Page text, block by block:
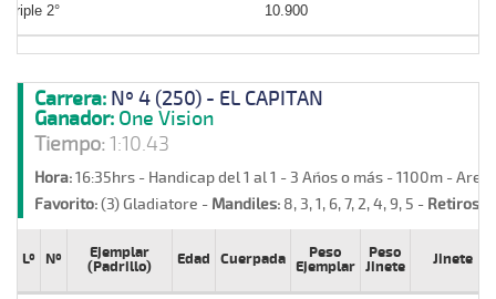
Triple 2° 10.900
Carrera: Nº 4 (250) - EL CAPITAN
Ganador: One Vision
Tiempo:1:10.43
Hora:16:35hrs - Handicap del 1 al 1 - 3 Años o más - 1100m -
Favorito:(3) Gladiatore - Mandiles: 8, 3, 1, 6, 7, 2, 4, 9, 5 - Retiros:
Lº Nº
Ejemplar
(Padrillo)
Edad Cuerpada
Peso
Ejemplar
Peso
Jinete
Jinete